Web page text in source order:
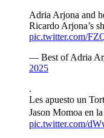
Adria Arjona and
Ricardo Arjona’s
pic.twitter.com/
— Best of Adria
2025
.
Les apuesto un
Jason Momoa en
pic.twitter.com/